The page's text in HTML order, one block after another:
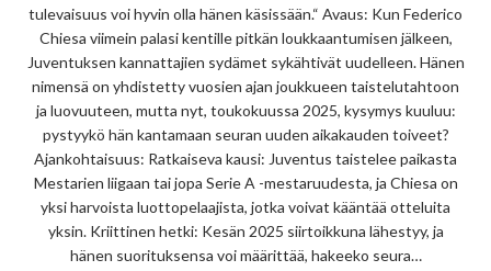
tulevaisuus voi hyvin olla hänen käsissään.“ Avaus: Kun Federico
Chiesa viimein palasi kentille pitkän loukkaantumisen jälkeen,
Juventuksen kannattajien sydämet sykähtivät uudelleen. Hänen
nimensä on yhdistetty vuosien ajan joukkueen taistelutahtoon
ja luovuuteen, mutta nyt, toukokuussa 2025, kysymys kuuluu:
pystyykö hän kantamaan seuran uuden aikakauden toiveet?
Ajankohtaisuus: Ratkaiseva kausi: Juventus taistelee paikasta
Mestarien liigaan tai jopa Serie A -mestaruudesta, ja Chiesa on
yksi harvoista luottopelaajista, jotka voivat kääntää otteluita
yksin. Kriittinen hetki: Kesän 2025 siirtoikkuna lähestyy, ja
hänen suorituksensa voi määrittää, hakeeko seura…